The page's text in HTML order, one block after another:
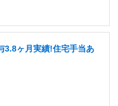
3.8ヶ月実績!住宅手当あ